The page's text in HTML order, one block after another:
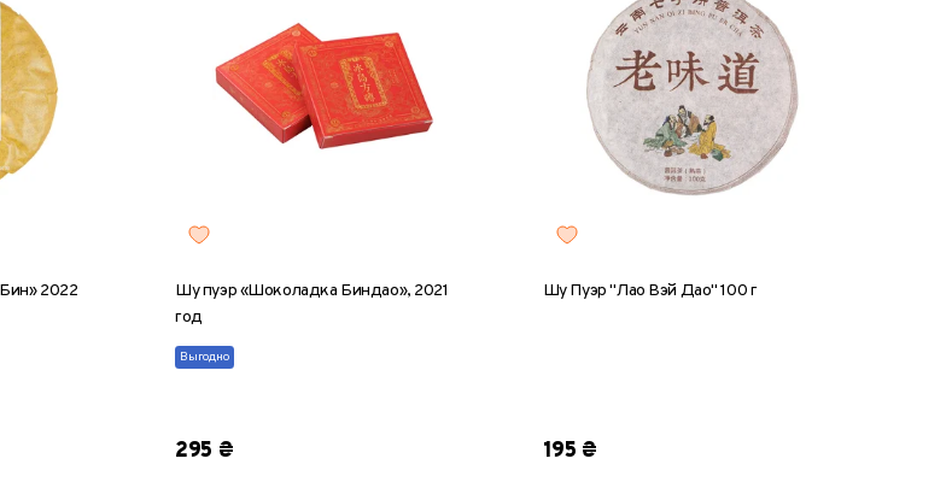
2022
Шу пуэр «Шоколадка Биндао», 2021
год
Выгодно
295 ₴
Шу Пуэр "Лао Вэй Дао" 100 г
195 ₴